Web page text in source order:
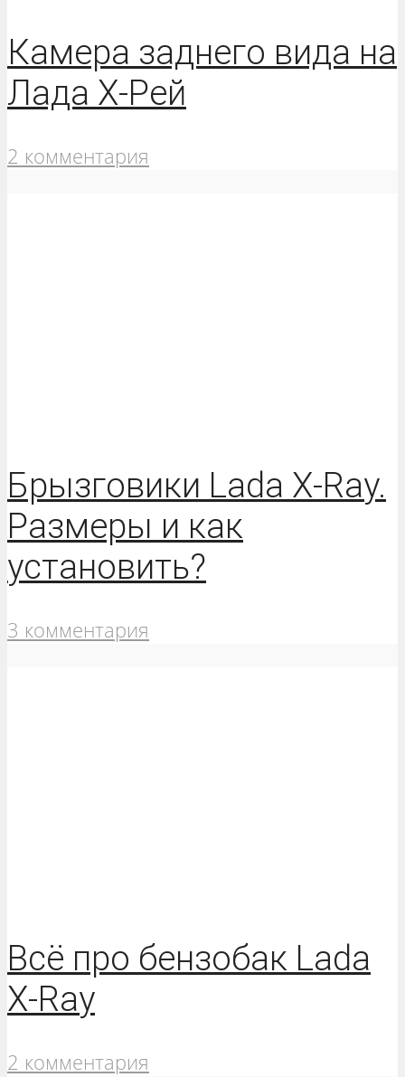
Камера заднего вида на
Лада Х-Рей
2 комментария
Брызговики Lada X-Ray.
Размеры и как
установить?
3 комментария
Всё про бензобак Lada
X-Ray
2 комментария